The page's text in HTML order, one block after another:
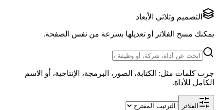
التصميم وثلاثي الأبعاد
يمكنك مسح الفلاتر أو تعديلها بسرعة من نفس الصفحة.
جرب كلمات مثل: الكتابة، الصور، البرمجة، الإنتاجية، أو الاسم
الكامل للأداة.
الفلاتر